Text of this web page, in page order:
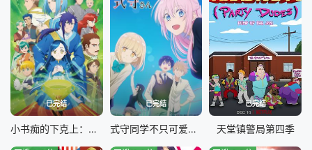
已完结
小书痴的下克上：为了成为图书管理员不择手段！第三季
已完结
式守同学不只可爱而已
已完结
天堂镇警局第四季